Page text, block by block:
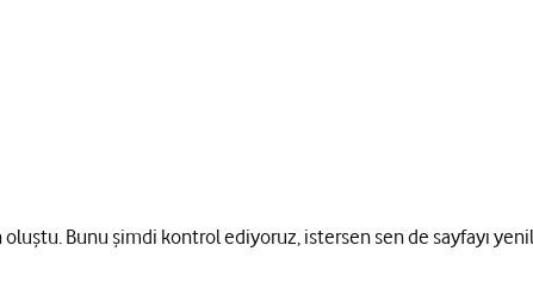
oluştu. Bunu şimdi kontrol ediyoruz, istersen sen de sayfayı